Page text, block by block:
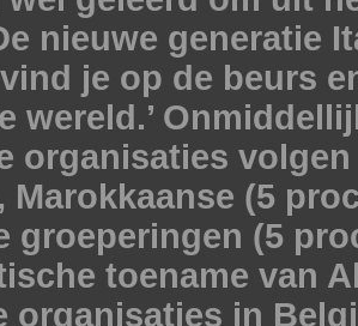
nieuwe generatie
je op de beurs
wereld.’
organisaties
Marokkaanse (5
groeperingen (5
toename van
organisaties in